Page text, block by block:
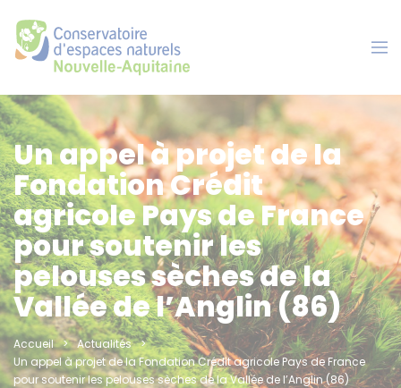
Un appel à projet de la
Fondation Crédit
agricole Pays de France
pour soutenir les
pelouses sèches de la
Vallée de l’Anglin (86)
Accueil
Actualités
Un appel à projet de la Fondation Crédit agricole Pays de France
pour soutenir les pelouses sèches de la Vallée de l’Anglin (86)